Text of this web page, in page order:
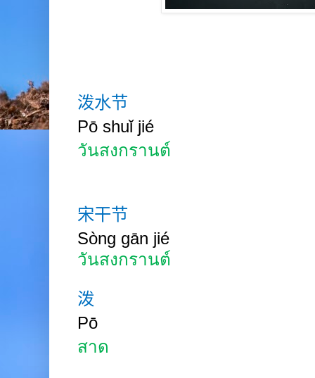
泼水节
Pō shuǐ jié
วันสงกรานต์
宋干节
Sòng gān jié
วันสงกรานต์
泼
Pō
สาด